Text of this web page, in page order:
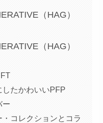
（HAG）
（HAG）
たかわいいPFP
ー
・コレクションとコラ